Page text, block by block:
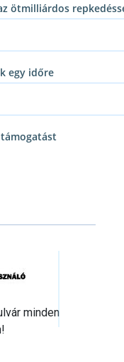
ötmilliárdos
egy időre
minden